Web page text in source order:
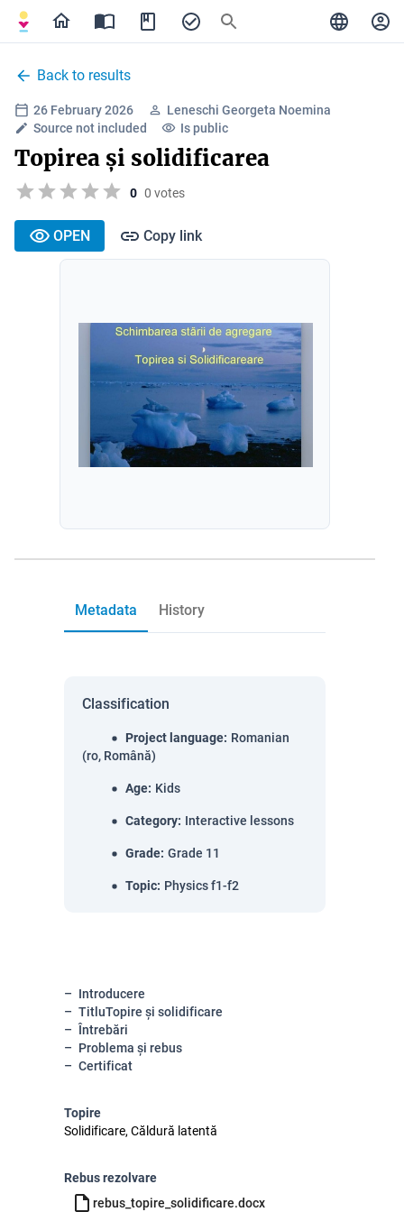
Back to results
26 February 2026
Leneschi Georgeta Noemina
Source not included
Is public
Topirea și solidificarea
0 0 votes
OPEN Copy link
Metadata History
Classification
Project language: Romanian
(ro, Română)
Age: Kids
Category: Interactive lessons
Grade: Grade 11
Topic: Physics f1-f2
Introducere
TitluTopire și solidificare
Întrebări
Problema și rebus
Certificat
Topire
Solidificare, Căldură latentă
Rebus rezolvare
rebus_topire_solidificare.docx